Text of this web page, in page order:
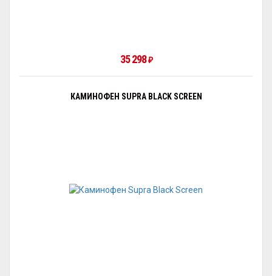
35 298₽
КАМИНОФЕН SUPRA BLACK SCREEN